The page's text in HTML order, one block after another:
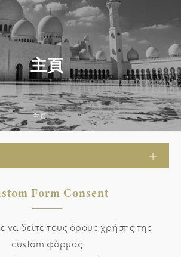
FHL集团
白色大理石
Ocean Blue
斯拉夫白 大理石
爵士白 大理石
Thassos Silver
stream
维纳斯白
石
彩色大理石
工程
主頁
主頁
Form Consent
να δείτε τους όρους χρήσης της
custom φόρμας